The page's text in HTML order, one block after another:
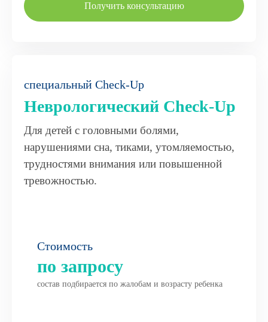
Получить консультацию
специальный Check-Up
Неврологический Check-Up
Для детей с головными болями,
нарушениями сна, тиками, утомляемостью,
трудностями внимания или повышенной
тревожностью.
Стоимость
по запросу
состав подбирается по жалобам и возрасту ребенка